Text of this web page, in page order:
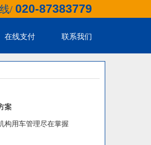
/ 020-87383779
在线支付 联系我们
案
构用车管理尽在掌握